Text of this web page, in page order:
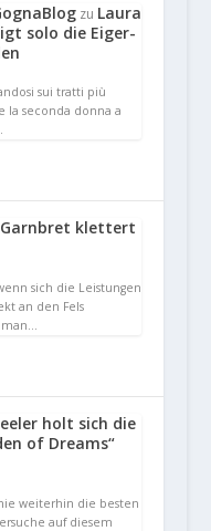
zu Laura
solo die Eiger-
sui tratti più
la seconda donna a
Garnbret klettert
sich die Leistungen
an den Fels
man…
holt sich die
of Dreams“
weiterhin die besten
auf diesem